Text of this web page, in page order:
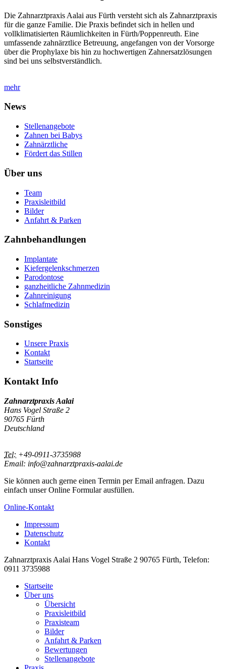
Die Zahnarztpraxis Aalai aus Fürth versteht sich als Zahnarztpraxis
für die ganze Familie. Die Praxis befindet sich in hellen und
vollklimatisierten Räumlichkeiten in Fürth/Poppenreuth. Eine
umfassende zahnärztlice Betreuung, angefangen von der Vorsorge
über die Prophylaxe bis hin zu hochwertigen Zahnersatzlösungen
sind bei uns selbstverständlich.
mehr
News
Stellenangebote
Zahnen bei Babys
Zahnärztliche
Fördert das Stillen
Über uns
Team
Praxisleitbild
Bilder
Anfahrt & Parken
Zahnbehandlungen
Implantate
Kiefergelenkschmerzen
Parodontose
ganzheitliche Zahnmedizin
Zahnreinigung
Schlafmedizin
Sonstiges
Unsere Praxis
Kontakt
Startseite
Kontakt Info
Zahnarztpraxis Aalai
Hans Vogel Straße 2
90765 Fürth
Deutschland
Tel: +49-0911-3735988
Email: info@zahnarztpraxis-aalai.de
Sie können auch gerne einen Termin per Email anfragen. Dazu
einfach unser Online Formular ausfüllen.
Online-Kontakt
Impressum
Datenschutz
Kontakt
Zahnarztpraxis Aalai Hans Vogel Straße 2 90765 Fürth, Telefon:
0911 3735988
Startseite
Über uns
Übersicht
Praxisleitbild
Praxisteam
Bilder
Anfahrt & Parken
Bewertungen
Stellenangebote